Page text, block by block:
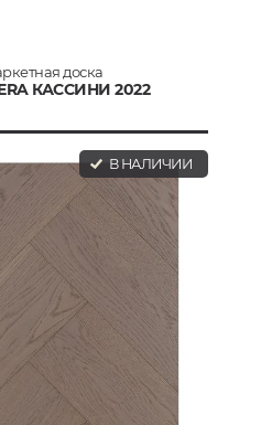
доска
КАССИНИ 2022
В НАЛИЧИИ